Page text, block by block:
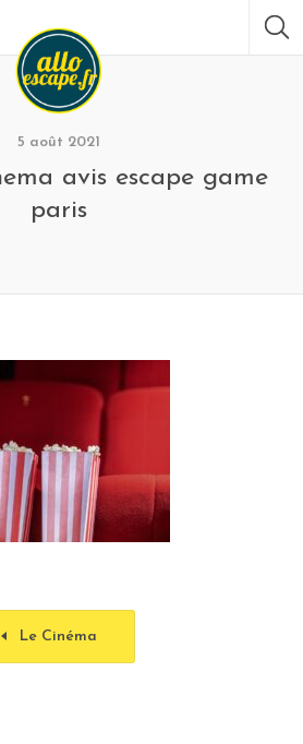
5 août 2021
avis escape game
paris
Le Cinéma